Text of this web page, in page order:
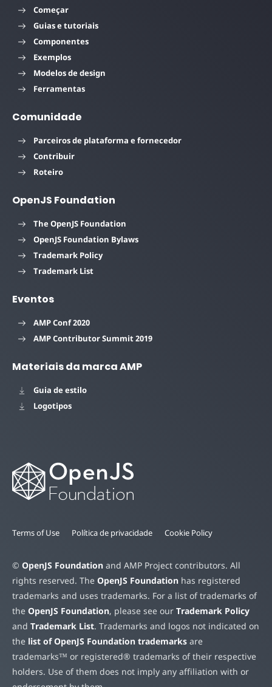
Começar
Guias e tutoriais
Componentes
Exemplos
Modelos de design
Ferramentas
Comunidade
Parceiros de plataforma e fornecedor
Contribuir
Roteiro
OpenJS Foundation
The OpenJS Foundation
OpenJS Foundation Bylaws
Trademark Policy
Trademark List
Eventos
AMP Conf 2020
AMP Contributor Summit 2019
Materiais da marca AMP
Guia de estilo
Logotipos
Terms of Use Política de privacidade Cookie Policy
© OpenJS Foundation and AMP Project contributors. All
rights reserved. The OpenJS Foundation has registered
trademarks and uses trademarks. For a list of trademarks of
the OpenJS Foundation, please see our Trademark Policy
and Trademark List. Trademarks and logos not indicated on
the list of OpenJS Foundation trademarks are
trademarks™ or registered® trademarks of their respective
holders. Use of them does not imply any affiliation with or